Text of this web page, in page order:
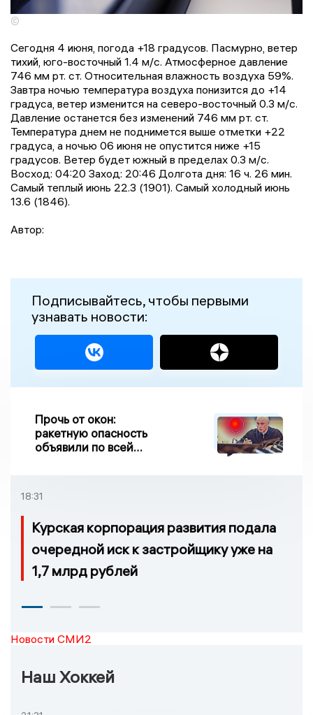
©
Сегодня 4 июня, погода +18 градусов. Пасмурно, ветер
тихий, юго-восточный 1.4 м/с. Атмосферное давление
746 мм рт. ст. Относительная влажность воздуха 59%.
Завтра ночью температура воздуха понизится до +14
градусa, ветер изменится на северо-восточный 0.3 м/с.
Давление останется без изменений 746 мм рт. ст.
Температура днем не поднимется выше отметки +22
градусa, a ночью 06 июня не опустится ниже +15
градусов. Ветер будет южный в пределах 0.3 м/с.
Восход: 04:20 Заход: 20:46 Долгота дня: 16 ч. 26 мин.
Самый теплый июнь 22.3 (1901). Самый холодный июнь
13.6 (1846).
Автор:
Подписывайтесь, чтобы первыми
узнавать новости:
Прочь от окон:
ракетную опасность
объявили по всей
18:31
Курская корпорация развития подала
очередной иск к застройщику уже на
1,7 млрд рублей
Новости СМИ2
Наш Хоккей